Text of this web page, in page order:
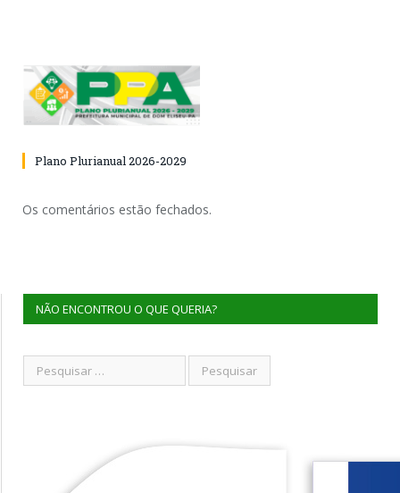
Plano Plurianual 2026-2029
Os comentários estão fechados.
NÃO ENCONTROU O QUE QUERIA?